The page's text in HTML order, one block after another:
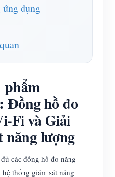
nhà máy
dụng
phẩm
hồ đo
Fi và Giải
năng lượng
các đồng hồ đo năng
thống giám sát năng